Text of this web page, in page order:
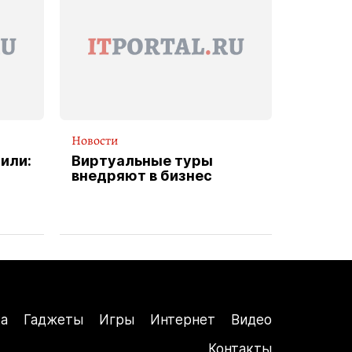
Новости
Виртуальные туры
внедряют в бизнес
Гаджеты Игры Интернет
Видео
Контакты